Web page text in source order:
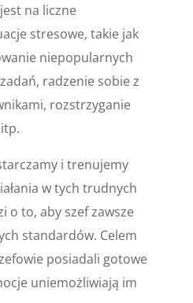
na liczne
stresowe, takie jak
niepopularnych
radzenie sobie z
rozstrzyganie
i trenujemy
w tych trudnych
o to, aby szef zawsze
standardów. Celem
posiadali gotowe
uniemożliwiają im